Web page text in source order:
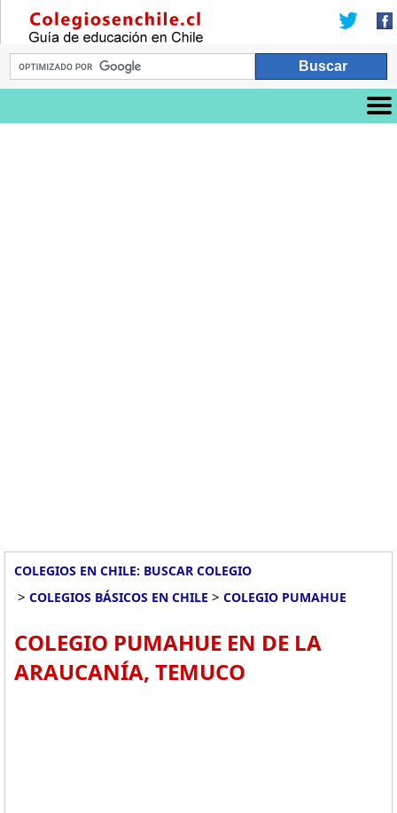
COLEGIOS EN CHILE: BUSCAR COLEGIO
> COLEGIOS BÁSICOS EN CHILE > COLEGIO PUMAHUE
COLEGIO PUMAHUE EN DE LA
ARAUCANÍA, TEMUCO